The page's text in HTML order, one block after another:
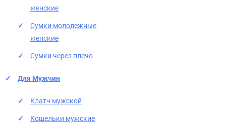
женские
Сумки молодежные
женские
Сумки через плечо
Для Мужчин
Клатч мужской
Кошельки мужские